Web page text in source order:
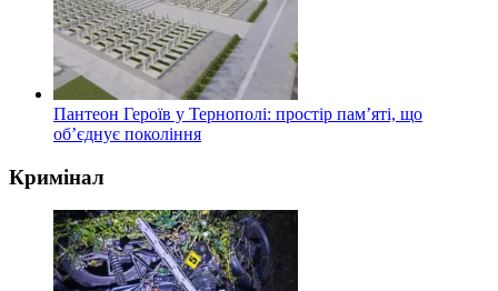
Пантеон Героїв у Тернополі: простір пам’яті, що
об’єднує покоління
Кримінал